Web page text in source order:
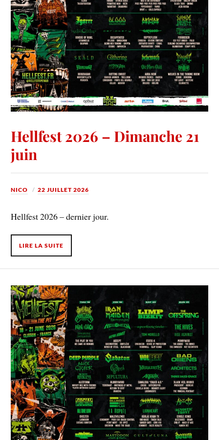
Hellfest 2026 – Dimanche 21
juin
NICO 22 JUILLET 2026
Hellfest 2026 – dernier jour.
LIRE LA SUITE